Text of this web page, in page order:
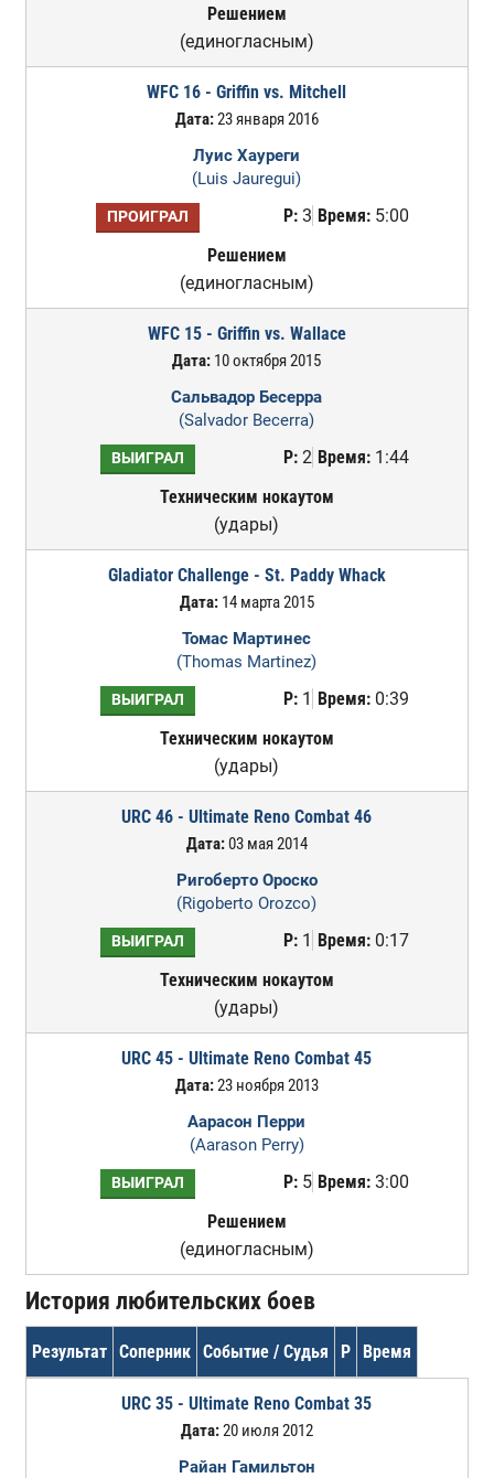
Решением
(единогласным)
WFC 16 - Griffin vs. Mitchell
Дата:23 января 2016
Луис Хауреги
(Luis Jauregui)
ПРОИГРАЛ Р:3 Время:5:00
Решением
(единогласным)
WFC 15 - Griffin vs. Wallace
Дата: 10 октября 2015
Сальвадор Бесерра
(Salvador Becerra)
ВЫИГРАЛ Р:2 Время:1:44
Техническим нокаутом
(удары)
Gladiator Challenge - St. Paddy Whack
Дата:14 марта 2015
Томас Мартинес
(Thomas Martinez)
ВЫИГРАЛ Р:1 Время:0:39
Техническим нокаутом
(удары)
URC 46 - Ultimate Reno Combat 46
Дата:03 мая 2014
Ригоберто Ороско
(Rigoberto Orozco)
ВЫИГРАЛ Р:1 Время:0:17
Техническим нокаутом
(удары)
URC 45 - Ultimate Reno Combat 45
Дата:23 ноября 2013
Аарасон Перри
(Aarason Perry)
ВЫИГРАЛ Р:5 Время:3:00
Решением
(единогласным)
История любительских боев
Результат Соперник Событие / Судья Р Время
URC 35 - Ultimate Reno Combat 35
Дата:20 июля 2012
Райан Гамильтон